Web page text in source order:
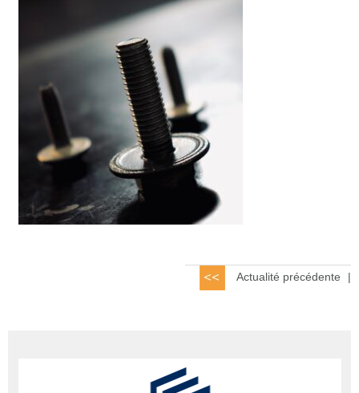
Actualité précédente |